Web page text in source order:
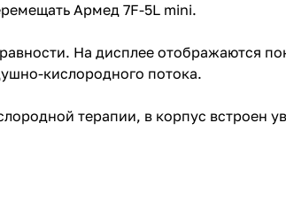
Армед 7F-5L mini.
На дисплее отображаются
кислородного потока.
терапии, в корпус встроен